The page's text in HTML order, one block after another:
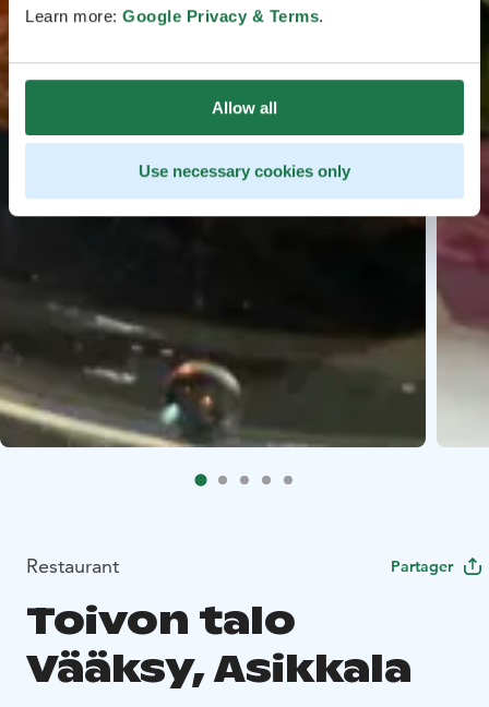
Learn more: Google Privacy & Terms.
Allow all
Use necessary cookies only
Restaurant Partager
Toivon talo
Vääksy, Asikkala